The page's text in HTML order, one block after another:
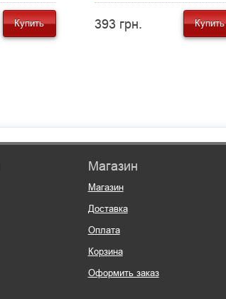
Купить 393 грн. Купить
Магазин
Магазин
Доставка
Оплата
Корзина
Оформить заказ